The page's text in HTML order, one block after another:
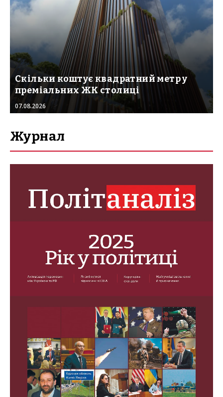
Скільки коштує квадратний метр у
преміальних ЖК столиці
07.08.2026
Журнал